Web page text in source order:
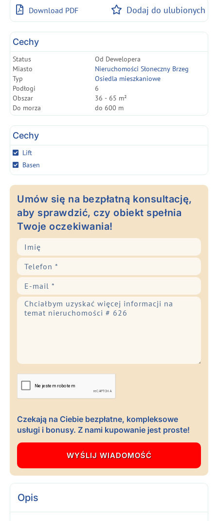
Download PDF Dodaj do ulubionych
Cechy
Status
Od Dewelopera
Miasto
Nieruchomości Słoneczny Brzeg
Typ
Osiedla mieszkaniowe
Podłogi
6
Obszar
36 - 65 m²
Do morza
do 600 m
Cechy
Lift
Basen
Umów się na bezpłatną konsultację,
aby sprawdzić, czy obiekt spełnia
Twoje oczekiwania!
Czekają na Ciebie bezpłatne, kompleksowe
usługi i bonusy. Z nami kupowanie jest proste!
Opis